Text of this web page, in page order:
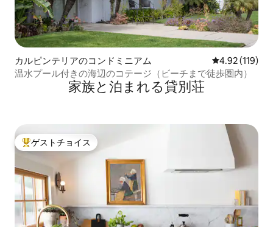
カルピンテリアのコンドミニアム レビュー119
4.92 (119)
温水プール付きの海辺のコテージ（ビーチまで徒歩圏内）
家族と泊まれる貸別荘
大好評のゲストチョイスです。
ゲストチョイス